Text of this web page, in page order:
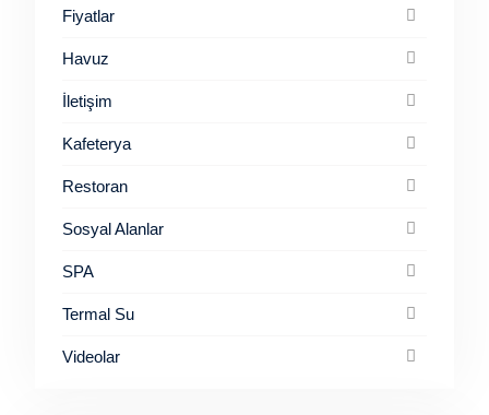
Fiyatlar
Havuz
İletişim
Kafeterya
Restoran
Sosyal Alanlar
SPA
Termal Su
Videolar